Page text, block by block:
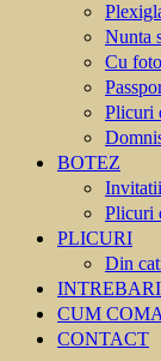
Nunta
Cu
Plicuri
BOTEZ
Plicuri
PLICURI
Din
CUM
CONTACT